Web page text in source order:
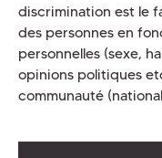
discrimination est le
des personnes en
personnelles (sexe,
opinions politiques
communauté